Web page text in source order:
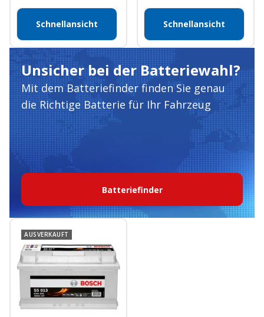
Schnellansicht Schnellansicht
Unsicher bei der Batteriewahl?
Mit dem Batteriefinder finden Sie genau
die Richtige Batterie für Ihr Fahrzeug
Batteriefinder
AUSVERKAUFT